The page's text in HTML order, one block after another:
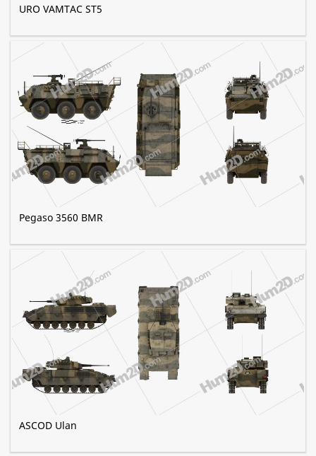
URO VAMTAC ST5
Pegaso 3560 BMR
ASCOD Ulan